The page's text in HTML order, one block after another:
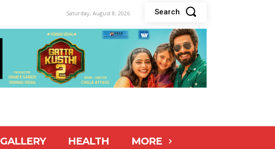
Saturday, August 8, 2026 Search
GALLERY HEALTH MORE